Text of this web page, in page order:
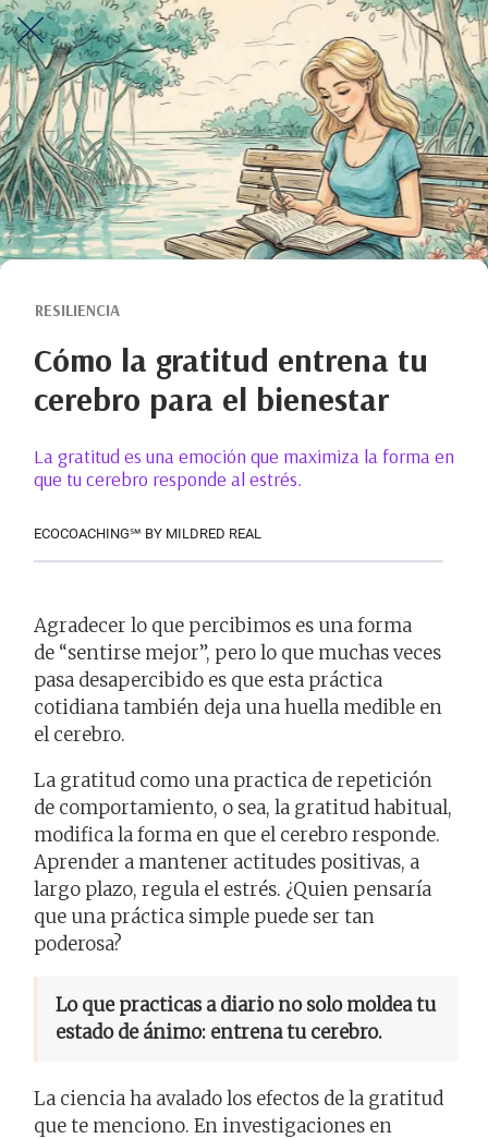
RESILIENCIA
Cómo la gratitud entrena tu
cerebro para el bienestar
La gratitud es una emoción que maximiza la forma en
que tu cerebro responde al estrés.
ECOCOACHING℠ BY MILDRED REAL
Agradecer lo que percibimos es una forma
de “sentirse mejor”, pero lo que muchas veces
pasa desapercibido es que esta práctica
cotidiana también deja una huella medible en
el cerebro.
La gratitud como una practica de repetición
de comportamiento, o sea, la gratitud habitual,
modifica la forma en que el cerebro responde.
Aprender a mantener actitudes positivas, a
largo plazo, regula el estrés. ¿Quien pensaría
que una práctica simple puede ser tan
poderosa?
Lo que practicas a diario no solo moldea tu
estado de ánimo: entrena tu cerebro.
La ciencia ha avalado los efectos de la gratitud
que te menciono. En investigaciones en